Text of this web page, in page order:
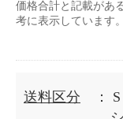
価格合計と記載があ
考に表示しています。
送料区分 ： S